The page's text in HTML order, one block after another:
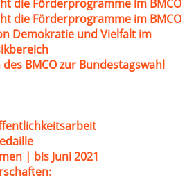
die Förderprogramme im BMCO
die Förderprogramme im BMCO
Demokratie und Vielfalt im
BMCO zur Bundestagswahl
| bis Juni 2021